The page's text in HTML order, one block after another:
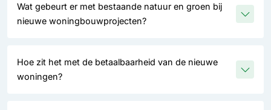
Wat gebeurt er met bestaande natuur en groen bij
nieuwe woningbouwprojecten?
Hoe zit het met de betaalbaarheid van de nieuwe
woningen?